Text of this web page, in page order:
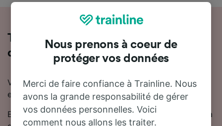
Tout ce qu'il faut savoir sur les trains
de Londres à Perugia
Vous souhaitez en savoir plus sur le voyage en train
entre Londres et Perugia ? Ne cherchez pas plus loin.
En moyenne, le trajet en train entre Londres et Perugia
Nous prenons à coeur de
protéger vos données
Merci de faire confiance à Trainline. Nous
avons la grande responsabilité de gérer
vos données personnelles. Voici
comment nous allons les traiter.